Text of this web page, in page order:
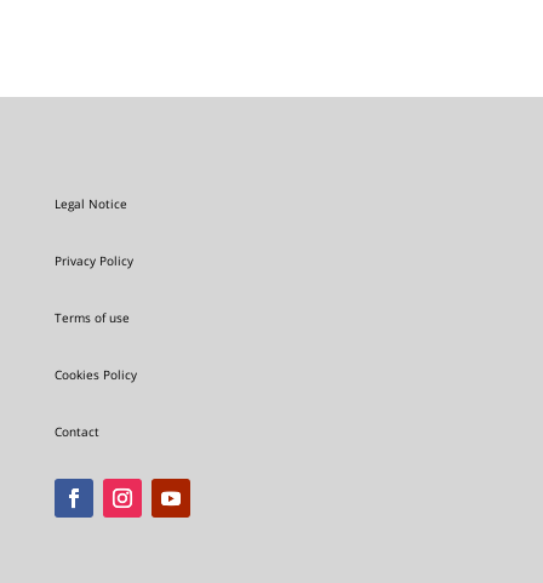
Legal Notice
Privacy Policy
Terms of use
Cookies Policy
Contact